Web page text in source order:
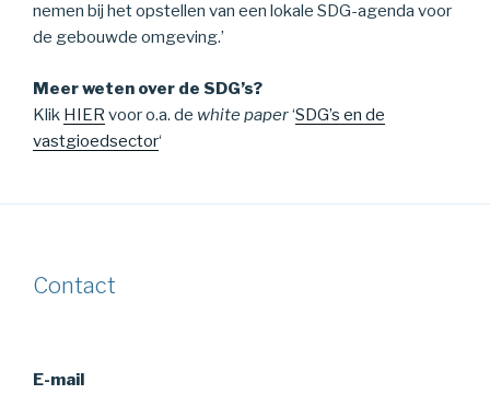
nemen bij het opstellen van een lokale SDG-agenda voor
de gebouwde omgeving.’
Meer weten over de SDG’s?
Klik HIER voor o.a. de white paper‘SDG’s en de
vastgioedsector‘
Contact
E-mail